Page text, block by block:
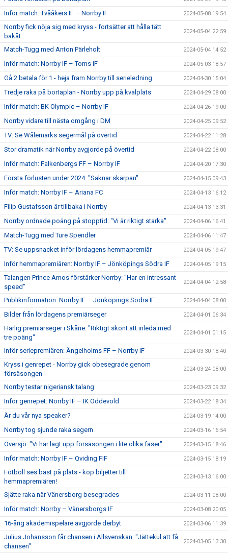
Inför match: Tvååkers IF – Norrby IF 2024-05-08 19:54
Norrby fick nöja sig med kryss - fortsätter att hålla tätt
bakåt
2024-05-04 22:59
Match-Tugg med Anton Pärleholt 2024-05-04 14:52
Inför match: Norrby IF – Torns IF 2024-05-03 18:57
Gå 2 betala för 1 - heja fram Norrby till serieledning 2024-04-30 15:04
Tredje raka på bortaplan - Norrby upp på kvalplats 2024-04-29 08:00
Inför match: BK Olympic – Norrby IF 2024-04-26 19:00
Norrby vidare till nästa omgång i DM 2024-04-25 09:52
TV: Se Wålemarks segermål på övertid 2024-04-22 11:28
Stor dramatik när Norrby avgjorde på övertid 2024-04-22 08:00
Inför match: Falkenbergs FF – Norrby IF 2024-04-20 17:30
Första förlusten under 2024: "Saknar skärpan" 2024-04-15 09:43
Inför match: Norrby IF – Ariana FC 2024-04-13 16:12
Filip Gustafsson är tillbaka i Norrby 2024-04-13 13:31
Norrby ordnade poäng på stopptid: "Vi är riktigt starka" 2024-04-06 16:41
Match-Tugg med Ture Spendler 2024-04-06 11:47
TV: Se uppsnacket inför lördagens hemmapremiär 2024-04-05 19:47
Inför hemmapremiären: Norrby IF – Jönköpings Södra IF 2024-04-05 19:15
Talangen Prince Amos förstärker Norrby: "Har en intressant
speed"
2024-04-04 12:58
Publikinformation: Norrby IF – Jönköpings Södra IF 2024-04-04 08:00
Bilder från lördagens premiärseger 2024-04-01 06:34
Härlig premiärseger i Skåne: "Riktigt skönt att inleda med
tre poäng"
2024-04-01 01:15
Inför seriepremiären: Ängelholms FF – Norrby IF 2024-03-30 18:40
Kryss i genrepet - Norrby gick obesegrade genom
försäsongen
2024-03-24 08:00
Norrby testar nigeriansk talang 2024-03-23 09:32
Inför genrepet: Norrby IF – IK Oddevold 2024-03-22 18:34
Är du vår nya speaker? 2024-03-19 14:00
Norrby tog sjunde raka segern 2024-03-16 16:54
Översjö: "Vi har lagt upp försäsongen i lite olika faser" 2024-03-15 18:46
Inför match: Norrby IF – Qviding FIF 2024-03-15 18:19
Fotboll ses bäst på plats - köp biljetter till
hemmapremiären!
2024-03-13 16:00
Sjätte raka när Vänersborg besegrades 2024-03-11 08:00
Inför match: Norrby – Vänersborgs IF 2024-03-08 20:05
16-årig akademispelare avgjorde derbyt 2024-03-06 11:39
Julius Johansson får chansen i Allsvenskan: "Jättekul att få
chansen"
2024-03-05 13:30